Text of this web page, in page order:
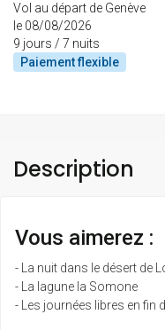
Vol au départ de Genève
le 08/08/2026
9 jours / 7 nuits
Paiementflexible
Description
Vous aimerez :
- La nuit dans le désert de
- La lagune la Somone
- Les journées libres en fin